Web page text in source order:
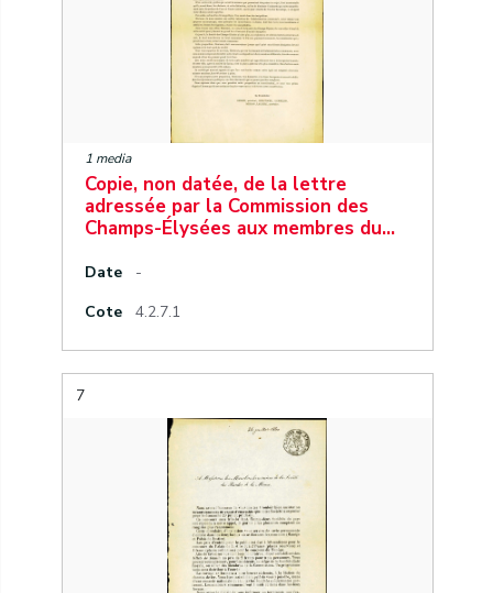
1 media
Copie, non datée, de la lettre
adressée par la Commission des
Champs-Élysées aux membres du…
Date
-
Cote
4.2.7.1
7